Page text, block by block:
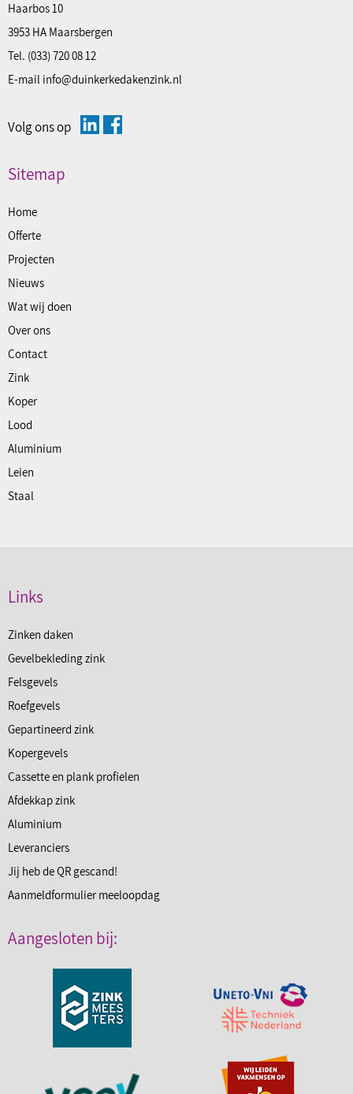
Haarbos 10
3953 HA Maarsbergen
Tel. (033) 720 08 12
E-mail info@duinkerkedakenzink.nl
Volg ons op
Sitemap
Home
Offerte
Projecten
Nieuws
Wat wij doen
Over ons
Contact
Zink
Koper
Lood
Aluminium
Leien
Staal
Links
Zinken daken
Gevelbekleding zink
Felsgevels
Roefgevels
Gepartineerd zink
Kopergevels
Cassette en plank profielen
Afdekkap zink
Aluminium
Leveranciers
Jij heb de QR gescand!
Aanmeldformulier meeloopdag
Aangesloten bij: